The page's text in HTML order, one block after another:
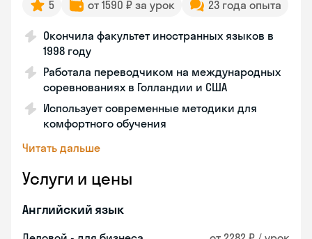
5 от 1590 ₽ за урок 23 года опыта
Окончила факультет иностранных языков в
1998 году
Работала переводчиком на международных
соревнованиях в Голландии и США
Использует современные методики для
комфортного обучения
Читать дальше
Услуги и цены
Английский язык